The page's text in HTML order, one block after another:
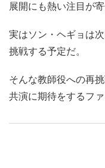
展開にも熱い注目が寄
実はソン・ヘギョは
挑戦する予定だ。
そんな教師役への再
共演に期待をするファ